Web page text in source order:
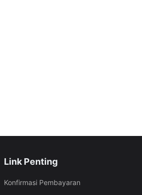
Link Penting
Konfirmasi Pembayaran